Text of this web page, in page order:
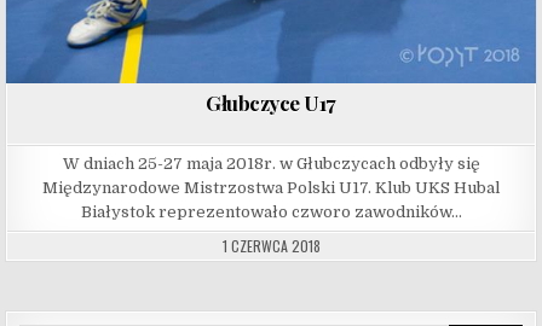
Głubczyce U17
W dniach 25-27 maja 2018r. w Głubczycach odbyły się
Międzynarodowe Mistrzostwa Polski U17. Klub UKS Hubal
Białystok reprezentowało czworo zawodników…
1 CZERWCA 2018